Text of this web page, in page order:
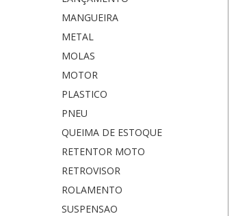
MANGUEIRA
METAL
MOLAS
MOTOR
PLASTICO
PNEU
QUEIMA DE ESTOQUE
RETENTOR MOTO
RETROVISOR
ROLAMENTO
SUSPENSAO